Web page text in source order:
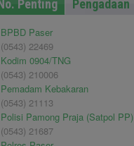
Penting Pengadaan
BPBD Paser
(0543) 22469
Kodim 0904/TNG
(0543) 210006
Pemadam Kebakaran
(0543) 21113
Polisi Pamong Praja (Satpol PP)
(0543) 21687